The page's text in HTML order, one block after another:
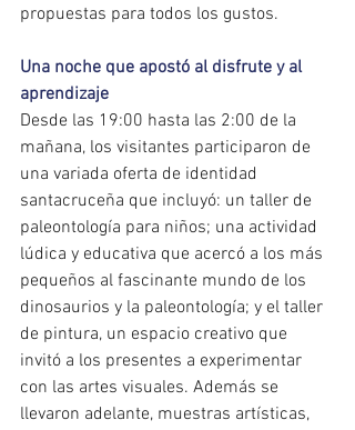
propuestas para todos los gustos.
Una noche que apostó al disfrute y al
aprendizaje
Desde las 19:00 hasta las 2:00 de la
mañana, los visitantes participaron de
una variada oferta de identidad
santacruceña que incluyó: un taller de
paleontología para niños; una actividad
lúdica y educativa que acercó a los más
pequeños al fascinante mundo de los
dinosaurios y la paleontología; y el taller
de pintura, un espacio creativo que
invitó a los presentes a experimentar
con las artes visuales. Además se
llevaron adelante, muestras artísticas,